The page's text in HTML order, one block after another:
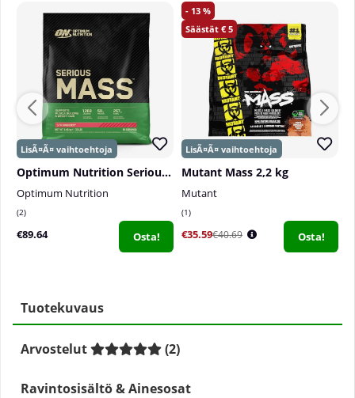
Optimum Nutrition Serious Mass, 5400 g
Optimum Nutrition
2
€89.64 Osta!
13
5
Mutant Mass 2,2 kg
Mutant
1
€35.59€40.69 Osta!
Tuotekuvaus
Arvostelut (2)
Ravintosisältö & Ainesosat